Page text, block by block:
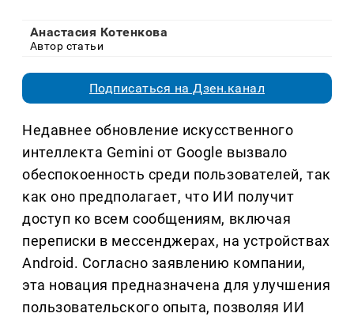
Анастасия Котенкова
Автор статьи
Подписаться на Дзен.канал
Недавнее обновление искусственного
интеллекта Gemini от Google вызвало
обеспокоенность среди пользователей, так
как оно предполагает, что ИИ получит
доступ ко всем сообщениям, включая
переписки в мессенджерах, на устройствах
Android. Согласно заявлению компании,
эта новация предназначена для улучшения
пользовательского опыта, позволяя ИИ